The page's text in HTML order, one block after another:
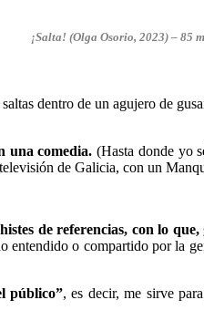
¡Salta! (Olga Osorio, 2023) – 85
dentro de un agujero de
una comedia. (Hasta donde yo
de Galicia, con un
de referencias, con lo
o compartido por la
público”, es decir, me sirve